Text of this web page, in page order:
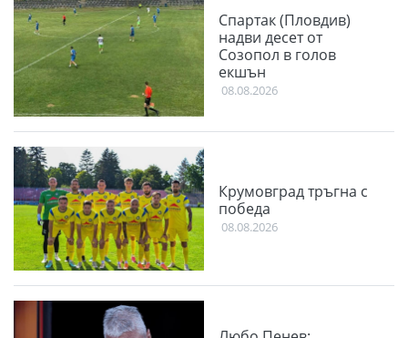
Спартак (Пловдив)
надви десет от
Созопол в голов
екшън
08.08.2026
Крумовград тръгна с
победа
08.08.2026